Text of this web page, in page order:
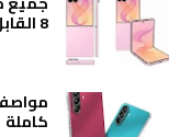
8 القابل للطي
كاملة